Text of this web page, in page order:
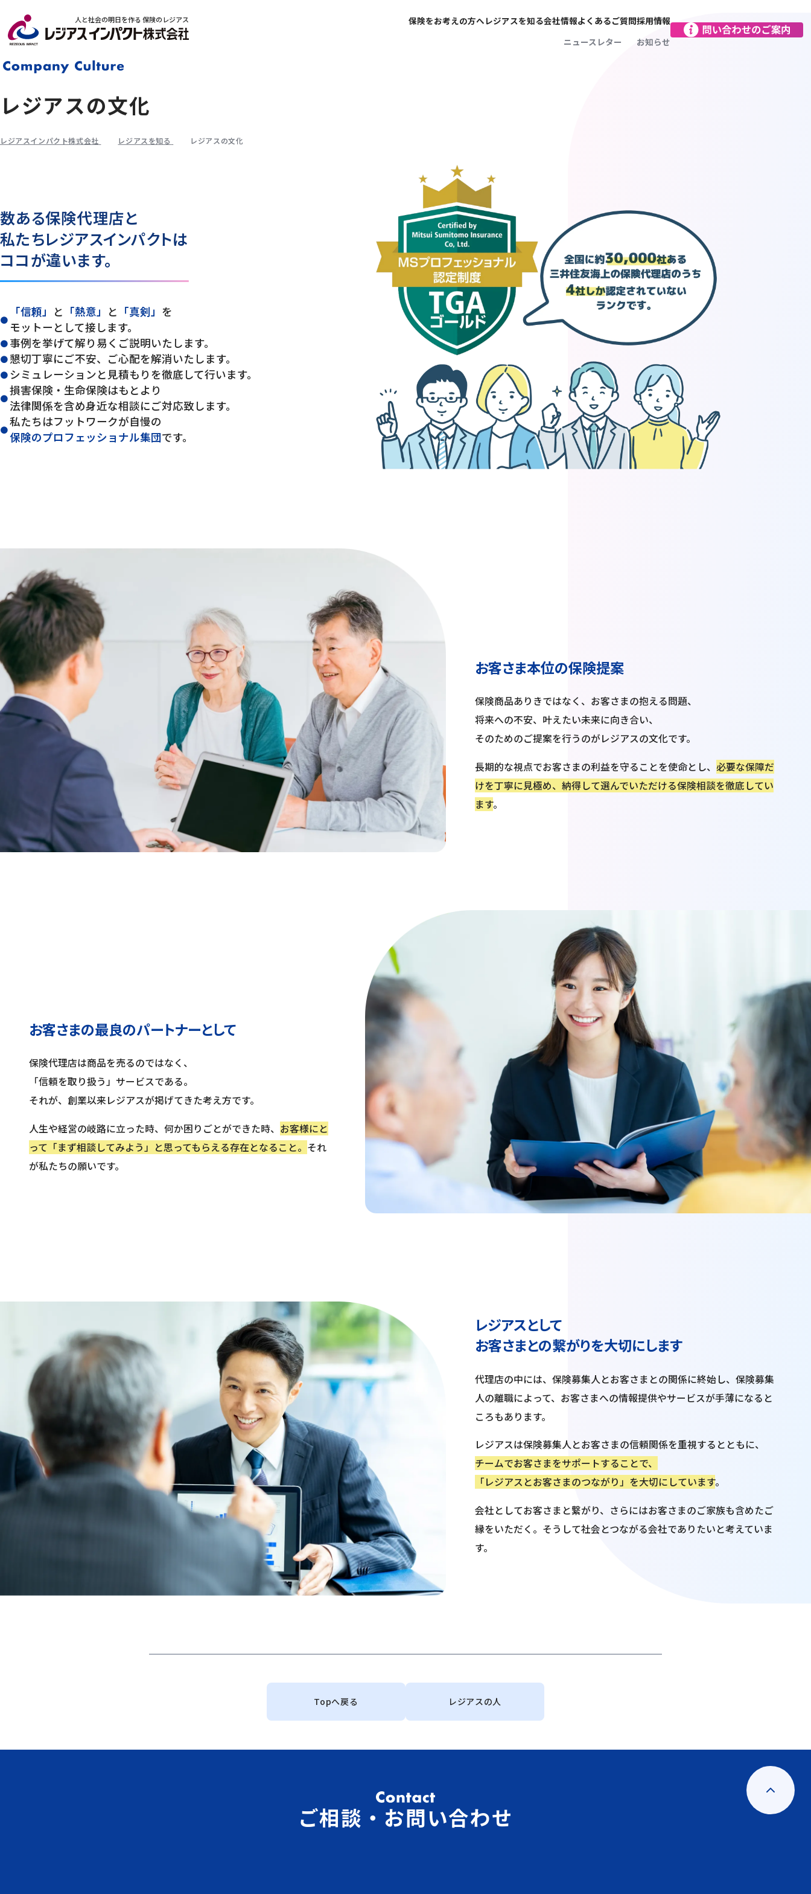
人と社会の明日を作る 保険のレジアス 保険をお考えの方へ
ご家族の安心と未来をつくる
お客様の声
レジアスを知る
お客さま本位がモットー
会社情報
SDGsに向けた取り組み
よくあるご質問採用情報
ニュースレター
お知らせ
レジアスの文化
レジアスインパクト株式会社 レジアスを知る レジアスの文化
数ある保険代理店と
私たちレジアスインパクトは
ココが違います。
「信頼」 と 「熱意」 と 「真剣」 を
モットーとして接します。
事例を挙げて解り易くご説明いたします。
懇切丁寧にご不安、ご心配を解消いたします。
シミュレーションと見積もりを徹底して行います。
損害保険・生命保険はもとより
法律関係を含め身近な相談にご対応致します。
私たちはフットワークが自慢の
保険のプロフェッショナル集団です。
お客さま本位の保険提案
保険商品ありきではなく、お客さまの抱える問題、
将来への不安、叶えたい未来に向き合い、
そのためのご提案を行うのがレジアスの文化です。
長期的な視点でお客さまの利益を守ることを使命とし、 必要な保障だ
けを丁寧に見極め、納得して選んでいただける保険相談を徹底してい
ます。
お客さまの最良のパートナーとして
保険代理店は商品を売るのではなく、
「信頼を取り扱う」サービスである。
それが、創業以来レジアスが掲げてきた考え方です。
人生や経営の岐路に立った時、何か困りごとができた時、 お客様にと
って「まず相談してみよう」と思ってもらえる存在となること。 それ
が私たちの願いです。
レジアスとして
お客さまとの繋がりを大切にします
代理店の中には、保険募集人とお客さまとの関係に終始し、保険募集
人の離職によって、お客さまへの情報提供やサービスが手薄になると
ころもあります。
レジアスは保険募集人とお客さまの信頼関係を重視するとともに、
チームでお客さまをサポートすることで、
「レジアスとお客さまのつながり」を大切にしています。
会社としてお客さまと繋がり、さらにはお客さまのご家族も含めたご
縁をいただく。そうして社会とつながる会社でありたいと考えていま
す。
Topへ戻る レジアスの人
ご相談・お問い合わせ